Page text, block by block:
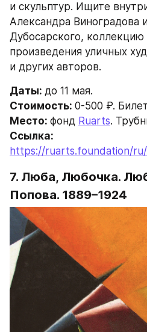
и скульптур. Ищите
Александра Виноградова
Дубосарского,
произведения уличных
и других авторов.
Даты: до 11 мая.
Стоимость: 0-500 ₽.
Место: фонд Ruarts.
https://ruarts.foundation/
7. Люба, Любочка.
Попова. 1889–1924